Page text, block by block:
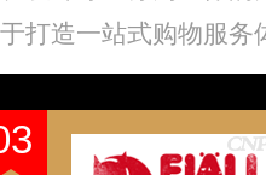
打造一站式购物服务